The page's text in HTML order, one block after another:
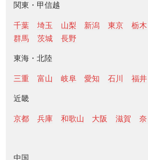
関東・甲信越
千葉 埼玉 山梨 新潟 東京 栃木
群馬
茨城 長野
東海・北陸
三重 富山 岐阜 愛知 石川 福井
近畿
京都 兵庫 和歌山 大阪 滋賀 奈
中国